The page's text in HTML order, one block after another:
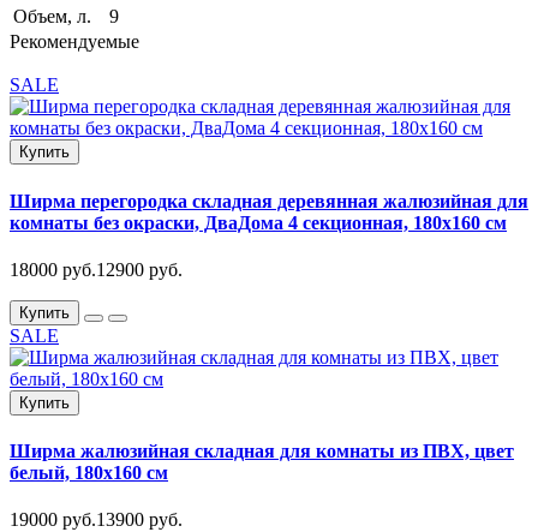
Объем, л.
9
Рекомендуемые
SALE
Купить
Ширма перегородка складная деревянная жалюзийная для
комнаты без окраски, ДваДома 4 секционная, 180х160 см
18000 руб.12900 руб.
Купить
SALE
Купить
Ширма жалюзийная складная для комнаты из ПВХ, цвет
белый, 180х160 см
19000 руб.13900 руб.